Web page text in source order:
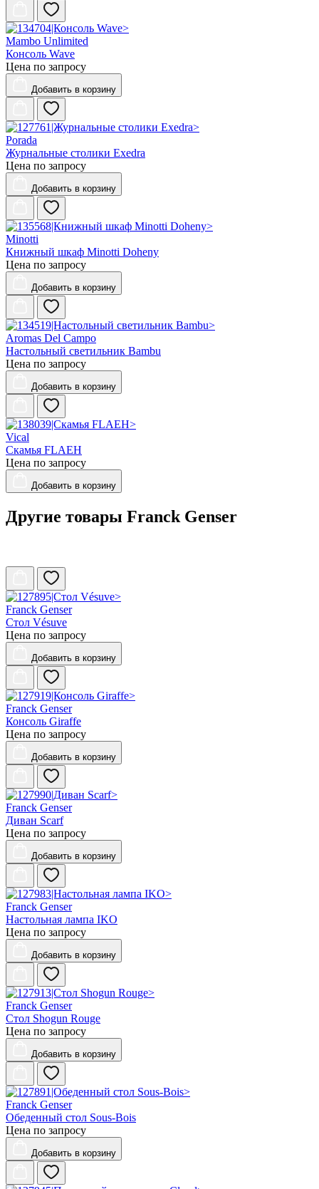
Mambo Unlimited
Консоль Wave
Цена по запросу
Добавить в корзину
Porada
Журнальные столики Exedra
Цена по запросу
Добавить в корзину
Minotti
Книжный шкаф Minotti Doheny
Цена по запросу
Добавить в корзину
Aromas Del Campo
Настольный светильник Bambu
Цена по запросу
Добавить в корзину
Vical
Скамья FLAEH
Цена по запросу
Добавить в корзину
Другие товары Franck Genser
Franck Genser
Стол Vésuve
Цена по запросу
Добавить в корзину
Franck Genser
Консоль Giraffe
Цена по запросу
Добавить в корзину
Franck Genser
Диван Scarf
Цена по запросу
Добавить в корзину
Franck Genser
Настольная лампа IKO
Цена по запросу
Добавить в корзину
Franck Genser
Стол Shogun Rouge
Цена по запросу
Добавить в корзину
Franck Genser
Обеденный стол Sous-Bois
Цена по запросу
Добавить в корзину